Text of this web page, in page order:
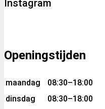
Instagram
Openingstijden
maandag
08:30–18:00
dinsdag
08:30–18:00